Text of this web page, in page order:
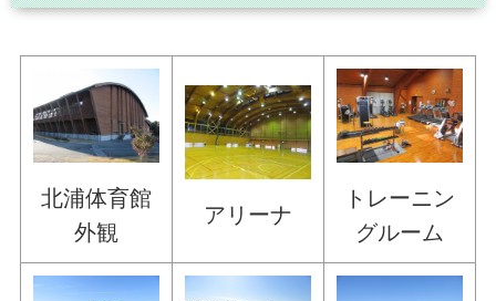
北浦体育館
外観
アリーナ
トレーニン
グルーム